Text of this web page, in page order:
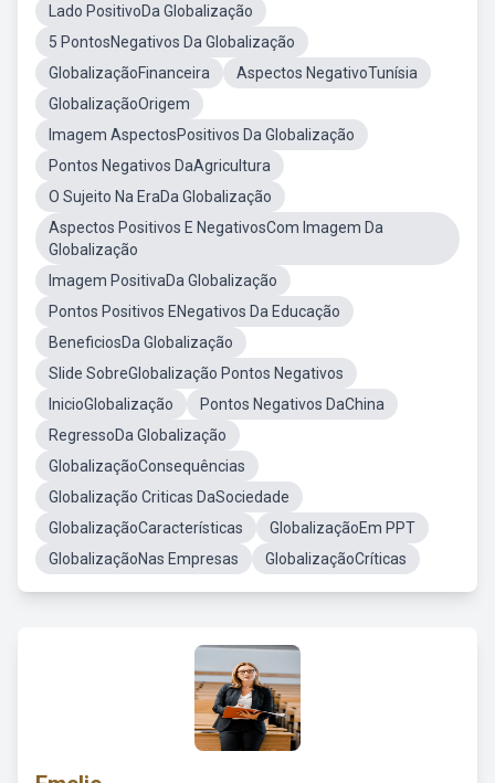
Lado PositivoDa Globalização
5 PontosNegativos Da Globalização
GlobalizaçãoFinanceira
Aspectos NegativoTunísia
GlobalizaçãoOrigem
Imagem AspectosPositivos Da Globalização
Pontos Negativos DaAgricultura
O Sujeito Na EraDa Globalização
Aspectos Positivos E NegativosCom Imagem Da
Globalização
Imagem PositivaDa Globalização
Pontos Positivos ENegativos Da Educação
BeneficiosDa Globalização
Slide SobreGlobalização Pontos Negativos
InicioGlobalização
Pontos Negativos DaChina
RegressoDa Globalização
GlobalizaçãoConsequências
Globalização Criticas DaSociedade
GlobalizaçãoCaracterísticas
GlobalizaçãoEm PPT
GlobalizaçãoNas Empresas
GlobalizaçãoCríticas